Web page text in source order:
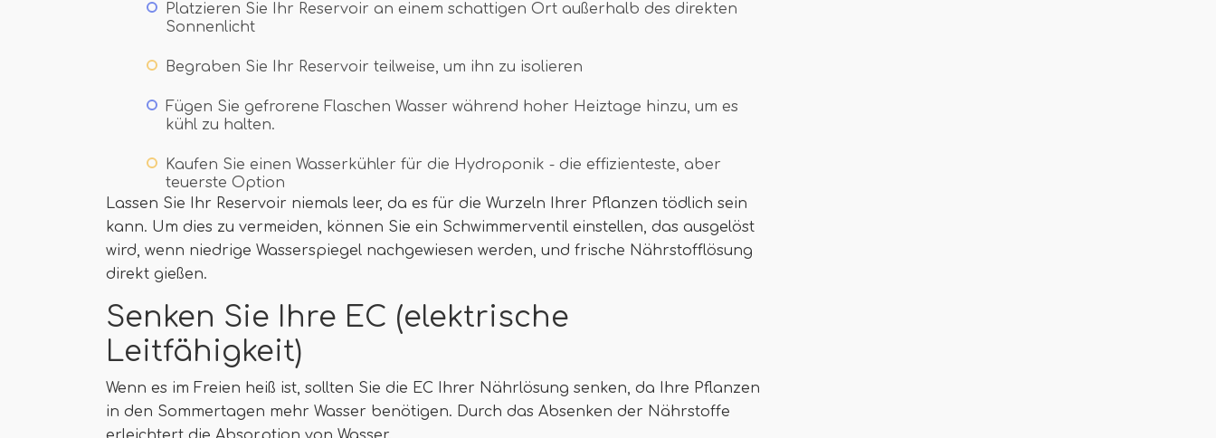
Platzieren Sie Ihr Reservoir an einem schattigen Ort außerhalb des direkten
Sonnenlicht
Begraben Sie Ihr Reservoir teilweise, um ihn zu isolieren
Fügen Sie gefrorene Flaschen Wasser während hoher Heiztage hinzu, um es
kühl zu halten.
Kaufen Sie einen Wasserkühler für die Hydroponik - die effizienteste, aber
teuerste Option
Lassen Sie Ihr Reservoir niemals leer, da es für die Wurzeln Ihrer Pflanzen tödlich sein
kann. Um dies zu vermeiden, können Sie ein Schwimmerventil einstellen, das ausgelöst
wird, wenn niedrige Wasserspiegel nachgewiesen werden, und frische Nährstofflösung
direkt gießen.
Senken Sie Ihre EC (elektrische
Leitfähigkeit)
Wenn es im Freien heiß ist, sollten Sie die EC Ihrer Nährlösung senken, da Ihre Pflanzen
in den Sommertagen mehr Wasser benötigen. Durch das Absenken der Nährstoffe